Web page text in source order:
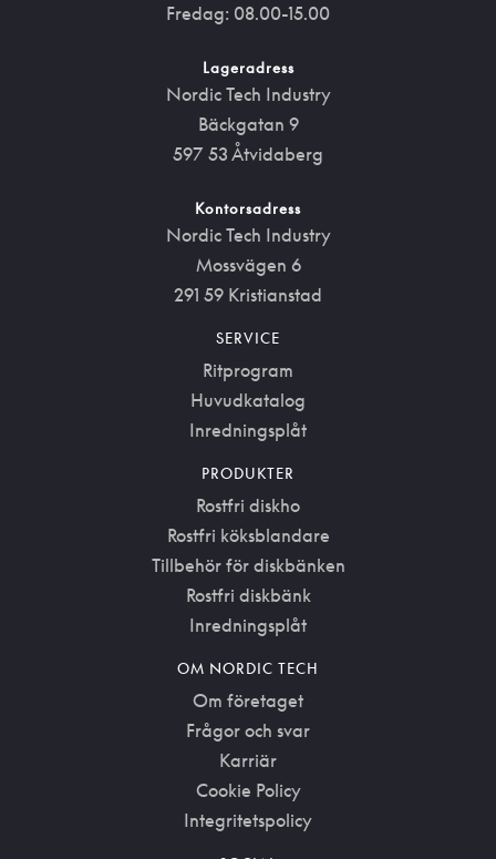
Fredag: 08.00-15.00
Lageradress
Nordic Tech Industry
Bäckgatan 9
597 53 Åtvidaberg
Kontorsadress
Nordic Tech Industry
Mossvägen 6
291 59 Kristianstad
SERVICE
Ritprogram
Huvudkatalog
Inredningsplåt
PRODUKTER
Rostfri diskho
Rostfri köksblandare
Tillbehör för diskbänken
Rostfri diskbänk
Inredningsplåt
OM NORDIC TECH
Om företaget
Frågor och svar
Karriär
Cookie Policy
Integritetspolicy